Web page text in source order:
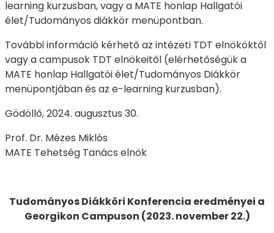
learning kurzusban, vagy a MATE honlap Hallgatói
élet/Tudományos diákkör menüpontban.
További információ kérhető az intézeti TDT elnököktől
vagy a campusok TDT elnökeitől (elérhetőségük a
MATE honlap Hallgatói élet/Tudományos Diákkör
menüpontjában és az e-learning kurzusban).
Gödöllő, 2024. augusztus 30.
Prof. Dr. Mézes Miklós
MATE Tehetség Tanács elnök
Tudományos Diákköri Konferencia eredményei a
Georgikon Campuson (2023. november 22.)